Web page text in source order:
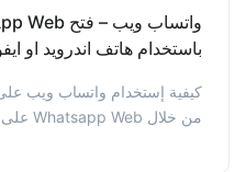
باستخدام هاتف اندرويد او
كيفية إستخدام واتساب ويب على
من خلال Whatsapp Web على المتصفح...